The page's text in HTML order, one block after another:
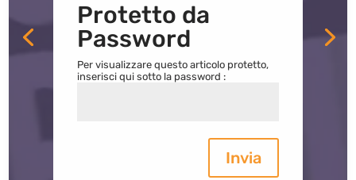
Protetto da
Password
Per visualizzare questo articolo protetto,
inserisci qui sotto la password :
Invia